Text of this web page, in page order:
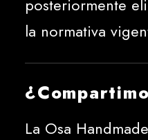
posteriormente
la normativa
La Osa